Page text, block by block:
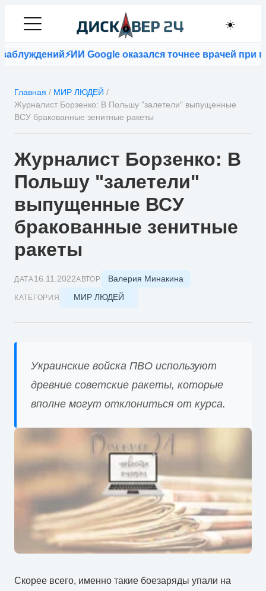
☀️
⚡ИИ Google оказался точнее врачей при
Главная / МИР ЛЮДЕЙ /
Журналист Борзенко: В Польшу "залетели" выпущенные
ВСУ бракованные зенитные ракеты
Журналист Борзенко: В
Польшу "залетели"
выпущенные ВСУ
бракованные зенитные
ракеты
ДАТА16.11.2022АВТОР Валерия Минакина
КАТЕГОРИЯ МИР ЛЮДЕЙ
Украинские войска ПВО используют
древние советские ракеты, которые
вполне могут отклониться от курса.
Скорее всего, именно такие боезаряды упали на